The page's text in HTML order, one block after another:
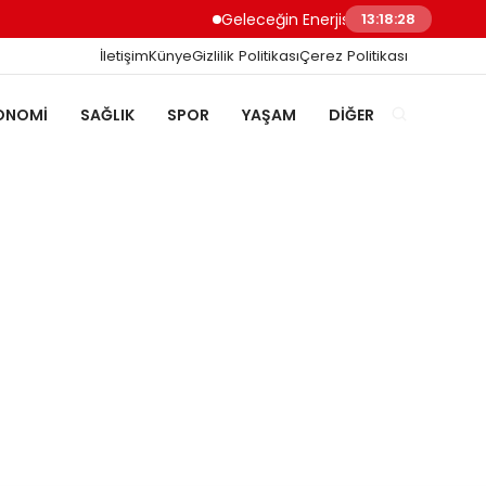
Geleceğin Enerjisi Otoparkınızda: Güneş
13:18:29
İletişimKünyeGizlilik PolitikasıÇerez Politikası
SAĞLIK SPOR YAŞAM DIĞER